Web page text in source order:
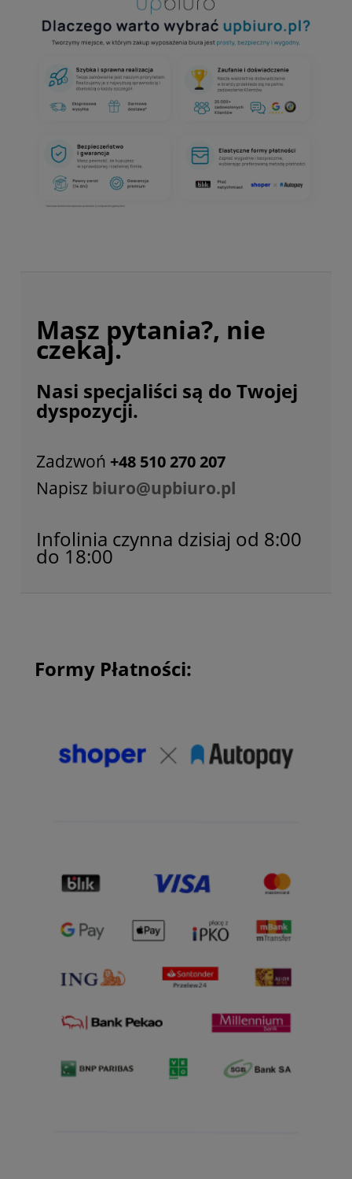
Masz pytania?, nie
czekaj.
Nasi specjaliści są do Twojej
dyspozycji.
Zadzwoń +48 510 270 207
Napisz biuro@upbiuro.pl
Infolinia czynna dzisiaj od 8:00
do 18:00
Formy Płatności: